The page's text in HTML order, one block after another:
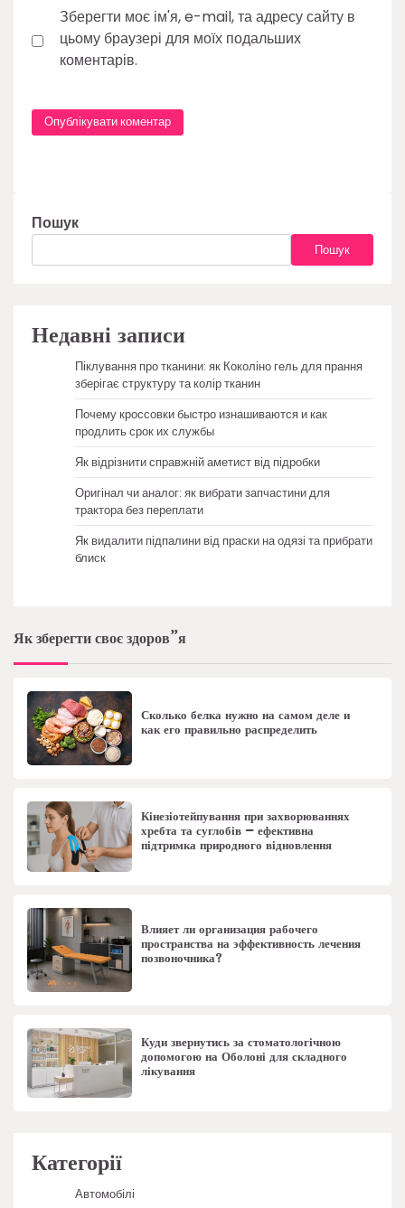
Зберегти моє ім'я, e-mail, та адресу сайту в
цьому браузері для моїх подальших
коментарів.
Пошук
Пошук
Недавні записи
Піклування про тканини: як Коколіно гель для прання
зберігає структуру та колір тканин
Почему кроссовки быстро изнашиваются и как
продлить срок их службы
Як відрізнити справжній аметист від підробки
Оригінал чи аналог: як вибрати запчастини для
трактора без переплати
Як видалити підпалини від праски на одязі та прибрати
блиск
Як зберегти своє здоров”я
Сколько белка нужно на самом деле и
как его правильно распределить
Кінезіотейпування при захворюваннях
хребта та суглобів – ефективна
підтримка природного відновлення
Влияет ли организация рабочего
пространства на эффективность лечения
позвоночника?
Куди звернутись за стоматологічною
допомогою на Оболоні для складного
лікування
Категорії
Автомобілі